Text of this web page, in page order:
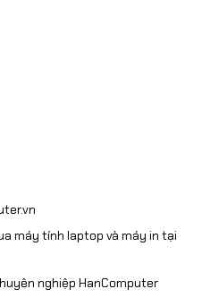
máy tính laptop và máy in tại
nghiệp HanComputer